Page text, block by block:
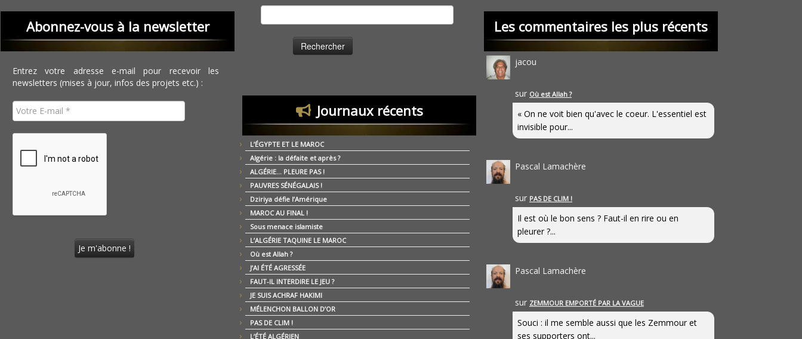
Abonnez-vous à la newsletter
Entrez votre adresse e-mail pour recevoir les
newsletters (mises à jour, infos des projets etc.) :
Journaux récents
L’ÉGYPTE ET LE MAROC
Algérie : la défaite et après ?
ALGÉRIE… PLEURE PAS !
PAUVRES SÉNÉGALAIS !
Dziriya défie l’Amérique
MAROC AU FINAL !
Sous menace islamiste
L’ALGÉRIE TAQUINE LE MAROC
Où est Allah ?
J’AI ÉTÉ AGRESSÉE
FAUT-IL INTERDIRE LE JEU ?
JE SUIS ACHRAF HAKIMI
MÉLENCHON BALLON D’OR
PAS DE CLIM !
L’ÉTÉ ALGÉRIEN
Les commentaires les plus récents
jacou
sur Où est Allah ?
« On ne voit bien qu'avec le coeur. L'essentiel est
invisible pour...
Pascal Lamachère
sur PAS DE CLIM !
Il est où le bon sens ? Faut-il en rire ou en
pleurer ?...
Pascal Lamachère
sur ZEMMOUR EMPORTÉ PAR LA VAGUE
Souci : il me semble aussi que les Zemmour et
ses supporters ont...